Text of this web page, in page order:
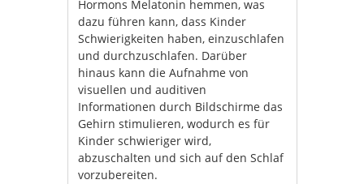
Hormons Melatonin hemmen, was
dazu führen kann, dass Kinder
Schwierigkeiten haben, einzuschlafen
und durchzuschlafen. Darüber
hinaus kann die Aufnahme von
visuellen und auditiven
Informationen durch Bildschirme das
Gehirn stimulieren, wodurch es für
Kinder schwieriger wird,
abzuschalten und sich auf den Schlaf
vorzubereiten.